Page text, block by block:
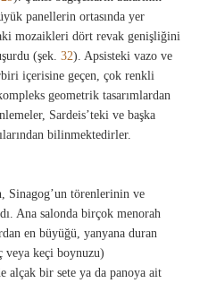
panellerin ortasında yer
mozaikleri dört revak genişliğini
(şek. 32). Apsisteki vazo ve
içerisine geçen, çok renkli
geometrik tasarımlardan
Sardeis’teki ve başka
bilinmektedirler.
Sinagog’un törenlerinin ve
Ana salonda birçok menorah
en büyüğü, yanyana duran
veya keçi boynuzu)
alçak bir sete ya da panoya ait